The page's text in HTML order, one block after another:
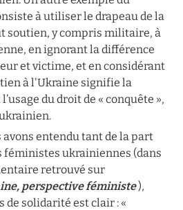
à utiliser le drapeau de la
soutien, y compris militaire, à
en ignorant la différence
et victime, et en considérant
à l'Ukraine signifie la
du droit de « conquête »,
avons entendu tant de la part
féministes ukrainiennes (dans
retrouvé sur
perspective féministe ),
de solidarité est clair : «